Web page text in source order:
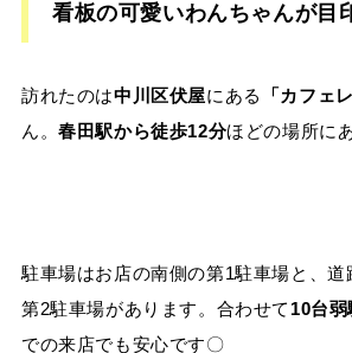
看板の可愛いわんちゃんが目
訪れたのは中川区伏屋にある 「カフェ
ん。春田駅から徒歩12分ほどの場所に
駐車場はお店の南側の第1駐車場と、道
第2駐車場があります。合わせて 10台
での来店でも安心です〇